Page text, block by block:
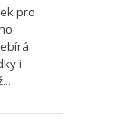
pro
i